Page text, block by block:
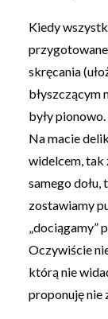
Kiedy
skręcania
błyszczącym
były
Na macie
widelcem, tak
samego
zostawiamy
„dociągamy”
Oczywiście
którą nie
proponuję nie